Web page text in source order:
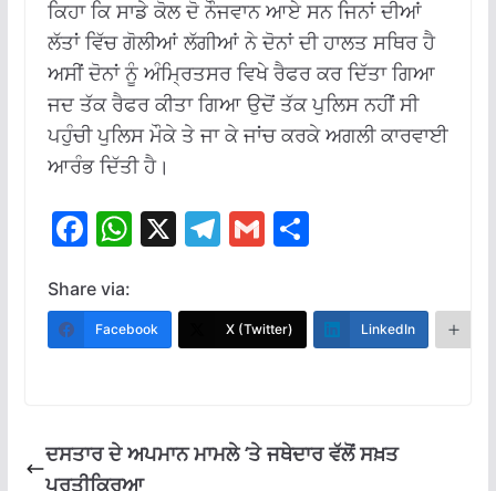
ਕਿਹਾ ਕਿ ਸਾਡੇ ਕੋਲ ਦੋ ਨੌਜਵਾਨ ਆਏ ਸਨ ਜਿਨਾਂ ਦੀਆਂ
ਲੱਤਾਂ ਵਿੱਚ ਗੋਲੀਆਂ ਲੱਗੀਆਂ ਨੇ ਦੋਨਾਂ ਦੀ ਹਾਲਤ ਸਥਿਰ ਹੈ
ਅਸੀਂ ਦੋਨਾਂ ਨੂੰ ਅੰਮ੍ਰਿਤਸਰ ਵਿਖੇ ਰੈਫਰ ਕਰ ਦਿੱਤਾ ਗਿਆ
ਜਦ ਤੱਕ ਰੈਫਰ ਕੀਤਾ ਗਿਆ ਉਦੋਂ ਤੱਕ ਪੁਲਿਸ ਨਹੀਂ ਸੀ
ਪਹੁੰਚੀ ਪੁਲਿਸ ਮੌਕੇ ਤੇ ਜਾ ਕੇ ਜਾਂਚ ਕਰਕੇ ਅਗਲੀ ਕਾਰਵਾਈ
ਆਰੰਭ ਦਿੱਤੀ ਹੈ।
F
e
b
k
W
at
s
p
X T
e
gr
G
ai
l
S
ar
e
Share via:
Facebook X (Twitter) LinkedIn
ਦਸਤਾਰ ਦੇ ਅਪਮਾਨ ਮਾਮਲੇ ‘ਤੇ ਜਥੇਦਾਰ ਵੱਲੋਂ ਸਖ਼ਤ
ਪ੍ਰਤੀਕ੍ਰਿਆ